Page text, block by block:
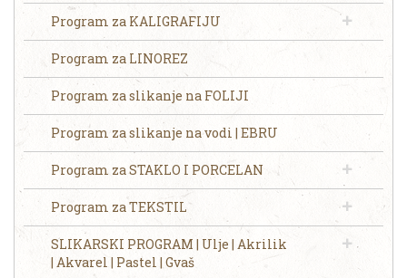
Program za KALIGRAFIJU
Program za LINOREZ
Program za slikanje na FOLIJI
Program za slikanje na vodi | EBRU
Program za STAKLO I PORCELAN
Program za TEKSTIL
SLIKARSKI PROGRAM | Ulje | Akrilik
| Akvarel | Pastel | Gvaš